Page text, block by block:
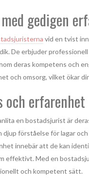
gedigen
vid en tvist
De erbjuder
deras kompetens och
och omsorg, vilket ökar
och erfarenhet
en bostadsjurist är
djup förståelse för lagar
innebär att de kan
effektivt. Med en
och kompetent sätt.